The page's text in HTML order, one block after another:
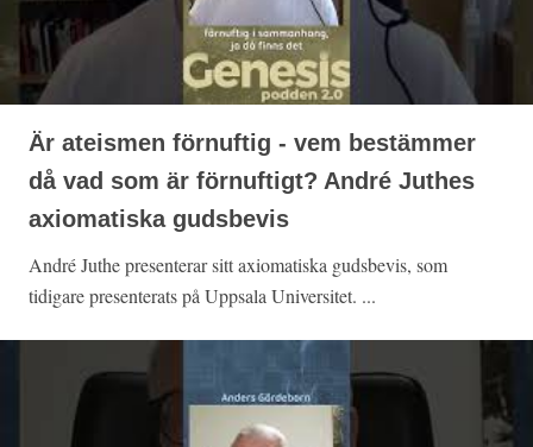
Är ateismen förnuftig - vem bestämmer
då vad som är förnuftigt? André Juthes
axiomatiska gudsbevis
André Juthe presenterar sitt axiomatiska gudsbevis, som
tidigare presenterats på Uppsala Universitet. ...